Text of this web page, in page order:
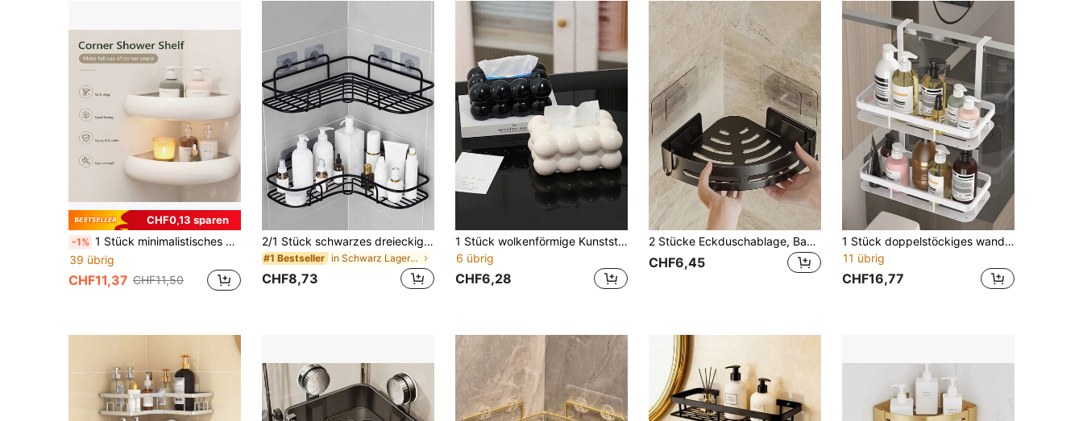
CHF0,13 sparen
-1% 1 Stück minimalistisches dreieckiges Badezimmer-Aufbewahrungsregal aus Aluminium, bohrfrei wandmontiertes Dreieckregal, in 2 Farben erhältlich. Badezimmer-Ablagekorb, Waschbecken-/Waschtisch-Aufbewahrungsregal, multifunktionales platzsparendes Accessoire.
39 übrig
CHF11,37 CHF11,50
2/1 Stück schwarzes dreieckiges flaches selbstklebendes Eckregal, multifunktionales selbstklebendes wandmontiertes Badezimmer-Kosmetik-Aufbewahrungsregal, Küchenaufbewahrung, Edelstahl Badezimmer Duschwandregal
#1 Bestseller in Schwarz Lagerregale & -gestelle
CHF8,73
1 Stück wolkenförmige Kunststoff-Taschentuchbox, quadratischer Desktop-Taschentuchhalter, Marshmallow-Design-Taschentuchbox, dekorative Kunststoff-Desktop-Aufbewahrungsbox, geeignet für Wohnzimmer, Küche, Badezimmer, Schlafzimmer und Esstischdekoration, rosa Schleifenverzierung, Haushaltswaren, Küchenwaren, Badezimmerwaren, Schlafzimmerwaren, Esstischwaren, Heimdekoration, Geschenk für sie, Geschenk für ihn, Geschenk für Freunde
6 übrig
CHF6,28
2 Stücke Eckduschablage, Badezimmer Aufbewahrungsregal, Dusche Regal für Innenbereich, Shampoo Halter, Küche Badezimmer Aufbewahrungsbox, Duschkorb, platzsparendes Dreieck Eckregal - Wandmontierter Badezimmer Shampoo, Seife und Kosmetik Aufbewahrungsregal - Einfache Installation, rutschfestes Design, Badezimmer Accessoires Badezimmer Dekoration Badezimmer Organizer Herbst Dekoration Rückkehr zur Schule Badezimmer Accessoires
CHF6,45
1 Stück doppelstöckiges wandmontiertes Eisen Badezimmer Aufbewahrungsregal, über die Tür hängender Duschkorb, rostbeständig, modernes Design Organizer Regal, einfache Installation, platzsparend
11 übrig
CHF16,77